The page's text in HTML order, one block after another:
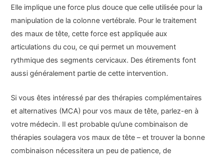
Elle implique une force plus douce que celle utilisée pour la
manipulation de la colonne vertébrale. Pour le traitement
des maux de tête, cette force est appliquée aux
articulations du cou, ce qui permet un mouvement
rythmique des segments cervicaux. Des étirements font
aussi généralement partie de cette intervention.
Si vous êtes intéressé par des thérapies complémentaires
et alternatives (MCA) pour vos maux de tête, parlez-en à
votre médecin. Il est probable qu’une combinaison de
thérapies soulagera vos maux de tête – et trouver la bonne
combinaison nécessitera un peu de patience, de